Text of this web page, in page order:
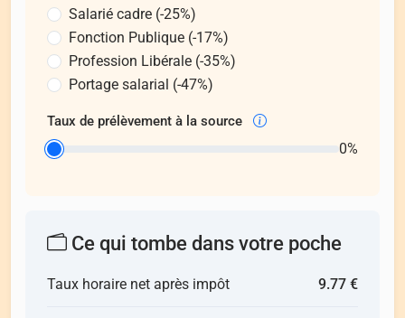
Salarié cadre (-25%)
Fonction Publique (-17%)
Profession Libérale (-35%)
Portage salarial (-47%)
Taux de prélèvement à la source
0%
Ce qui tombe dans votre poche
Taux horaire net après impôt 9.77 €